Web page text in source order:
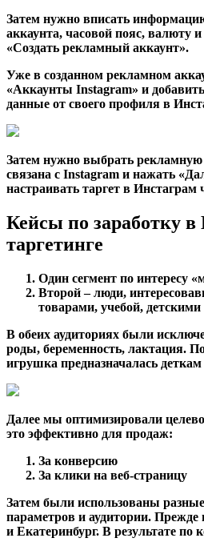
Затем нужно вписать
аккаунта, часовой пояс, валюту
«Создать рекламный аккаунт».
Уже в созданном рекламном
«Аккаунты Instagram» и
данные от своего профиля в
Затем нужно выбрать рекламную
связана с Instagram и нажать
настраивать таргет в Инстаграм
Кейсы по заработку
таргетинге
Один сегмент по интересу
Второй – люди,
товарами, учебой,
В обеих аудиториях были
роды, беременность, лактация.
игрушка предназначалась деткам
Далее мы оптимизировали
это эффективно для продаж:
За конверсию
За клики на веб-страницу
Затем были использованы
параметров и аудитории. Прежде
и Екатеринбург. В результате по